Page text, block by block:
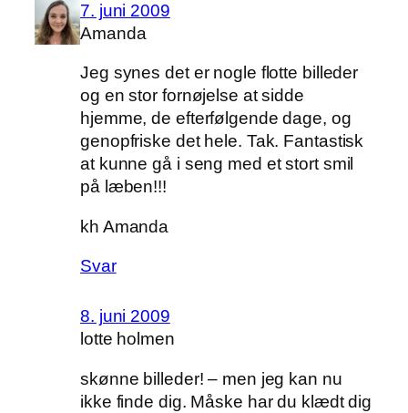
7. juni 2009
Amanda
Jeg synes det er nogle flotte billeder
og en stor fornøjelse at sidde
hjemme, de efterfølgende dage, og
genopfriske det hele. Tak. Fantastisk
at kunne gå i seng med et stort smil
på læben!!!
kh Amanda
Svar
8. juni 2009
lotte holmen
skønne billeder! – men jeg kan nu
ikke finde dig. Måske har du klædt dig